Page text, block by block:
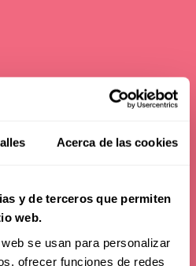
Acerca de las cookies
y de terceros que permiten
web.
se usan para personalizar
ofrecer funciones de redes